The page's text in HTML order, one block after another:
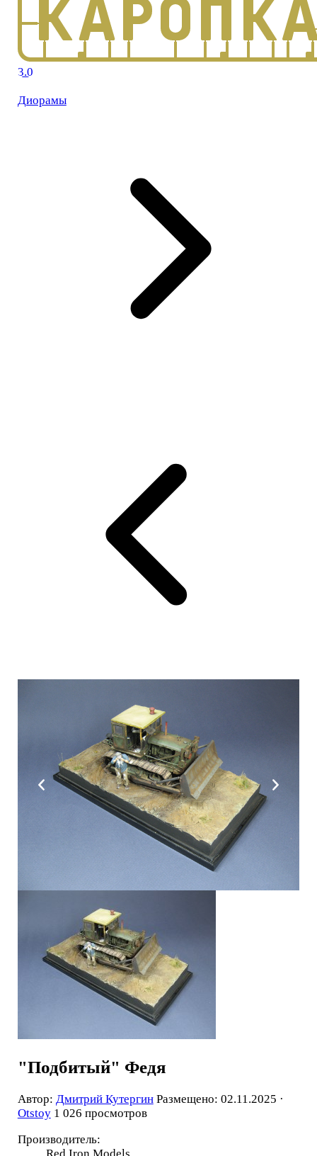
3.0
Диорамы
"Подбитый" Федя
Автор: Дмитрий Кутергин Размещено: 02.11.2025 ·
Otstoy 1 026 просмотров
Производитель: